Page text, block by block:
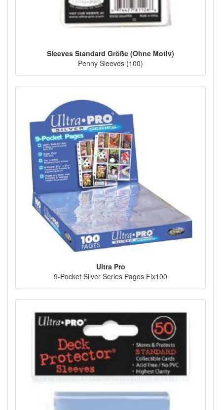
Sleeves Standard Größe (Ohne Motiv)
Penny Sleeves (100)
Ultra Pro
9-Pocket Silver Series Pages Fix100